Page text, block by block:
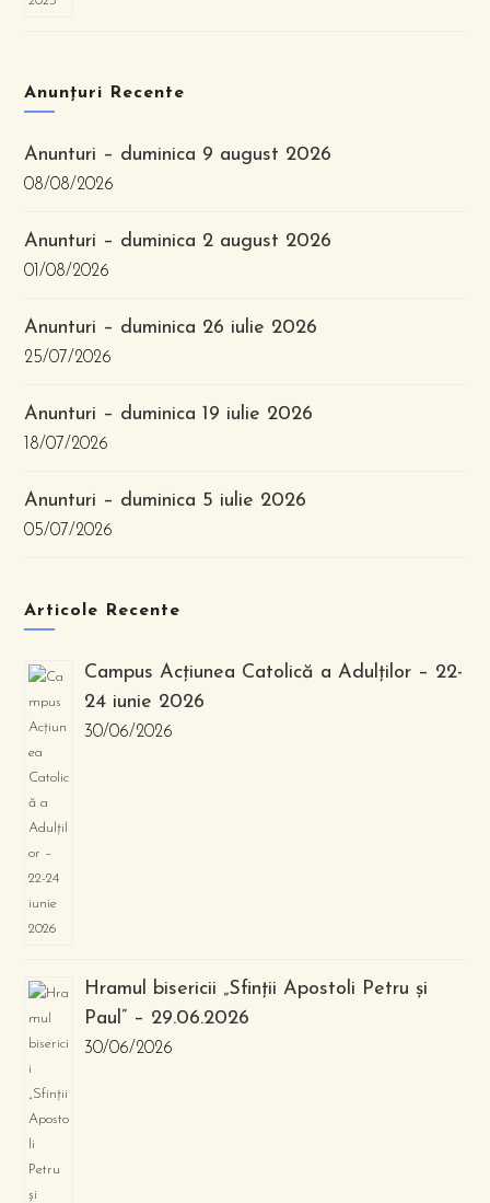
Anunțuri Recente
Anunturi – duminica 9 august 2026
08/08/2026
Anunturi – duminica 2 august 2026
01/08/2026
Anunturi – duminica 26 iulie 2026
25/07/2026
Anunturi – duminica 19 iulie 2026
18/07/2026
Anunturi – duminica 5 iulie 2026
05/07/2026
Articole Recente
Campus Acțiunea Catolică a Adulților – 22-
24 iunie 2026
30/06/2026
Hramul bisericii „Sfinții Apostoli Petru și
Paul” – 29.06.2026
30/06/2026